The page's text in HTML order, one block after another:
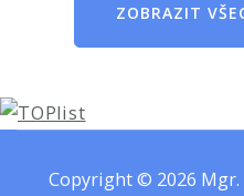
ZOBRAZIT
Copyright © 2026 Mgr.